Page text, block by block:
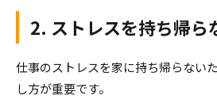
2. ストレスを持ち帰ら
仕事のストレスを家に持ち帰らない
し方が重要です。